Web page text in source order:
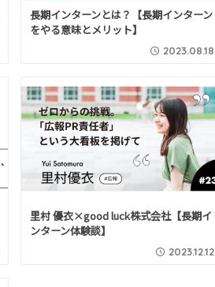
長期インターンとは？【長期インターン
をやる意味とメリット】
2023.08.18
里村 優衣×good luck株式会社【長期イ
ンターン体験談】
2023.12.12